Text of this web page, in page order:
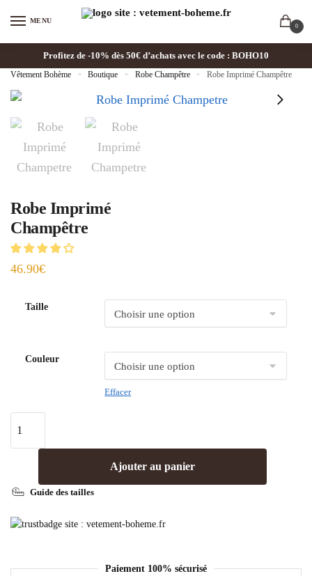
MENU
0
Profitez de -10% dès 50€ d’achats avec le code : BOHO10
Vêtement Bohème » Boutique » Robe Champêtre » Robe Imprimé Champêtre
Robe Imprimé
Champêtre
46.90€
Taille
Couleur
Effacer
Ajouter au panier
Guide des tailles
Paiement 100% sécurisé